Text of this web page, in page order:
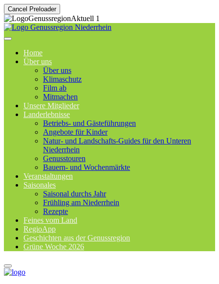
Cancel Preloader
Home
Über uns
Über uns
Klimaschutz
Film ab
Mitmachen
Unsere Mitglieder
Landerlebnisse
Betriebs- und Gästeführungen
Angebote für Kinder
Natur- und Landschafts-Guides für den Unteren
Niederrhein
Genusstouren
Bauern- und Wochenmärkte
Veranstaltungen
Saisonales
Saisonal durchs Jahr
Frühling am Niederrhein
Rezepte
Feines vom Land
RegioApp
Geschichten aus der Genussregion
Grüne Woche 2026